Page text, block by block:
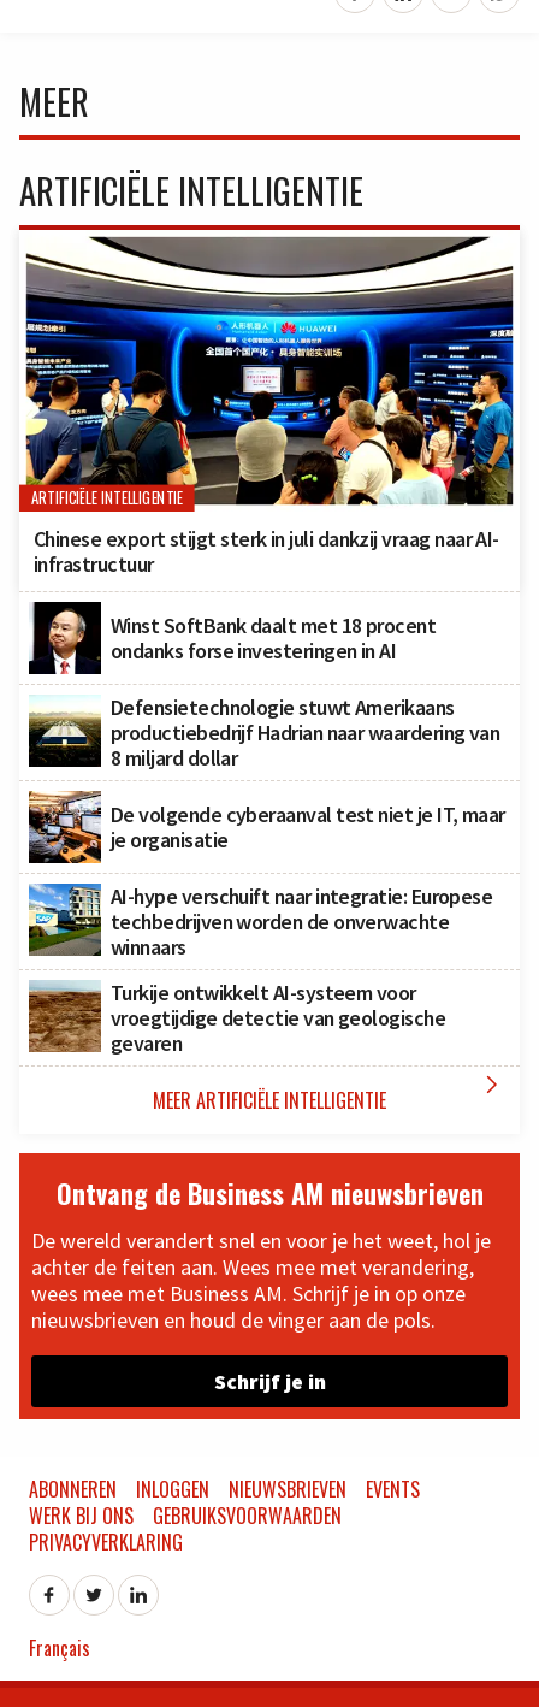
MEER
ARTIFICIËLE INTELLIGENTIE
ARTIFICIËLE INTELLIGENTIE
Chinese export stijgt sterk in juli dankzij vraag naar AI-
infrastructuur
Winst SoftBank daalt met 18 procent
ondanks forse investeringen in AI
Defensietechnologie stuwt Amerikaans
productiebedrijf Hadrian naar waardering van
8 miljard dollar
De volgende cyberaanval test niet je IT, maar
je organisatie
AI-hype verschuift naar integratie: Europese
techbedrijven worden de onverwachte
winnaars
Turkije ontwikkelt AI-systeem voor
vroegtijdige detectie van geologische
gevaren
MEER ARTIFICIËLE INTELLIGENTIE 
Ontvang de Business AM nieuwsbrieven
De wereld verandert snel en voor je het weet, hol je
achter de feiten aan. Wees mee met verandering,
wees mee met Business AM. Schrijf je in op onze
nieuwsbrieven en houd de vinger aan de pols.
Schrijf je in
ABONNEREN INLOGGEN NIEUWSBRIEVEN
EVENTS
WERK BIJ ONS
GEBRUIKSVOORWAARDEN
PRIVACYVERKLARING
Français